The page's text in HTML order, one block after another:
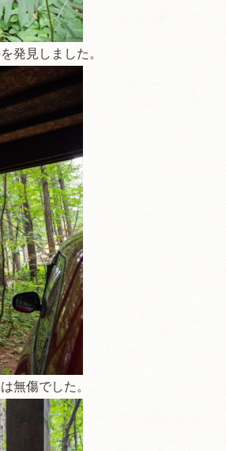
発見しました。
無傷でした。